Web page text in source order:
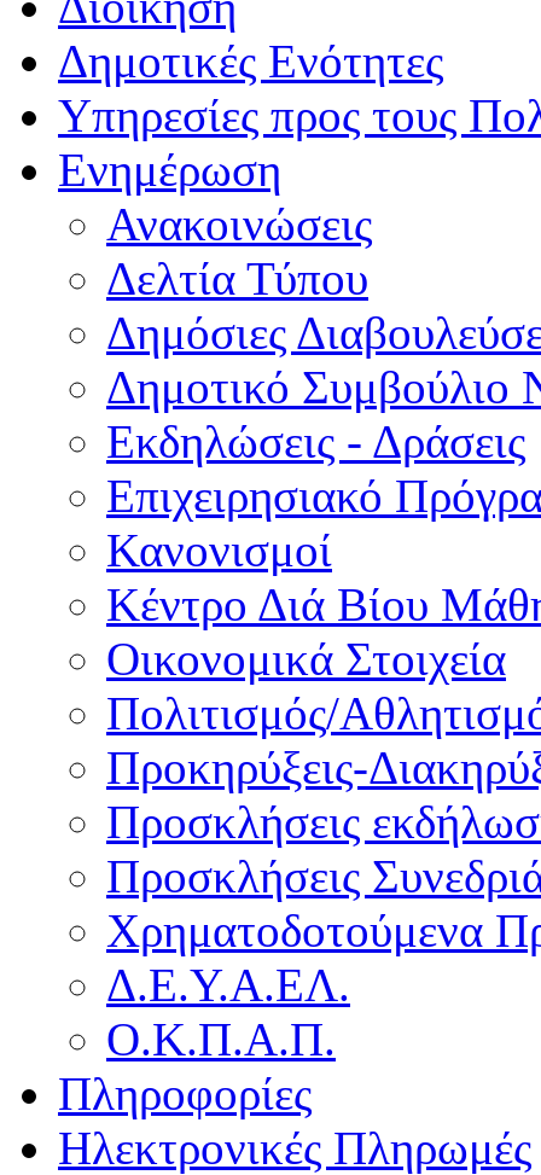
Δημοτικές Ενότητες
Υπηρεσίες προς τους
Ενημέρωση
Ανακοινώσεις
Δελτία Τύπου
Δημόσιες
Δημοτικό Συμβούλιο
Εκδηλώσεις - Δράσεις
Επιχειρησιακό
Κανονισμοί
Κέντρο Διά Βίου
Οικονομικά Στοιχεία
Πολιτισμός/
Προκηρύξεις-
Προσκλήσεις
Προσκλήσεις
Χρηματοδοτούμενα
Δ.Ε.Υ.Α.ΕΛ.
Ο.Κ.Π.Α.Π.
Πληροφορίες
Ηλεκτρονικές Πληρωμές